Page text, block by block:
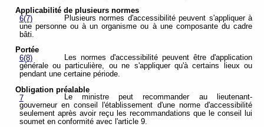
Applicabilité de plusieurs normes
6(7)
Plusieurs normes d'accessibilité peuvent s'appliquer à
une personne ou à un organisme ou à une composante du cadre
bâti.
Portée
6(8)
Les normes d'accessibilité peuvent être d'application
générale ou particulière, ou ne s'appliquer qu'à certains lieux ou
pendant une certaine période.
Obligation préalable
7
Le ministre peut recommander au lieutenant-
gouverneur en conseil l'établissement d'une norme d'accessibilité
seulement après avoir reçu les recommandations que le conseil lui
soumet en conformité avec l'article 9.